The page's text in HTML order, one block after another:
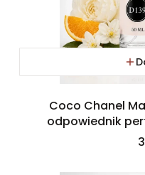
Coco Chanel
odpowiednik